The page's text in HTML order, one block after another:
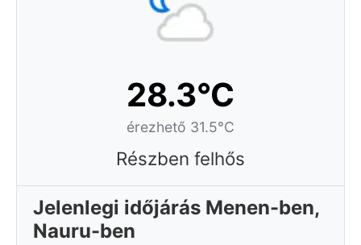
28.3°C
érezhető 31.5°C
Részben felhős
Jelenlegi időjárás Menen-ben,
Nauru-ben